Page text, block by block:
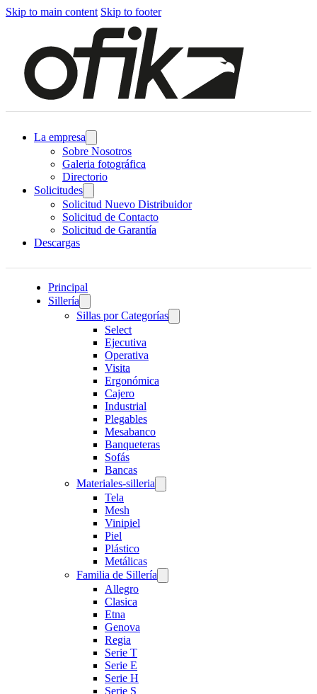
Skip to main content Skip to footer
La empresa
Sobre Nosotros
Galeria fotográfica
Directorio
Solicitudes
Solicitud Nuevo Distribuidor
Solicitud de Contacto
Solicitud de Garantía
Descargas
Principal
Sillería
Sillas por Categorías
Select
Ejecutiva
Operativa
Visita
Ergonómica
Cajero
Industrial
Plegables
Mesabanco
Banqueteras
Sofás
Bancas
Materiales-silleria
Tela
Mesh
Vinipiel
Piel
Plástico
Metálicas
Familia de Sillería
Allegro
Clasica
Etna
Genova
Regia
Serie T
Serie E
Serie H
Serie S